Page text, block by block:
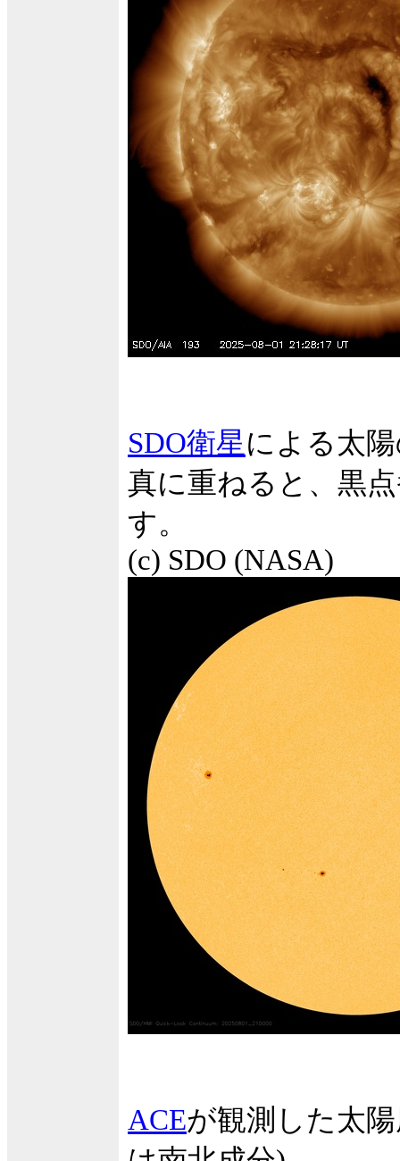
SDO衛星による太
真に重ねると、黒
す。
(c) SDO (NASA)
ACEが観測した太